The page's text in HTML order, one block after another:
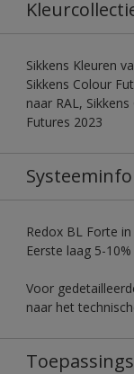
Sikkens Kleuren
Sikkens Colour
naar RAL,
Futures 2023
Redox BL Forte
Eerste laag 5-
Voor
naar het